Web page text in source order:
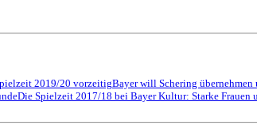
2019/20 vorzeitigBayer will Schering
Die Spielzeit 2017/18 bei Bayer Kultur: Starke Frauen